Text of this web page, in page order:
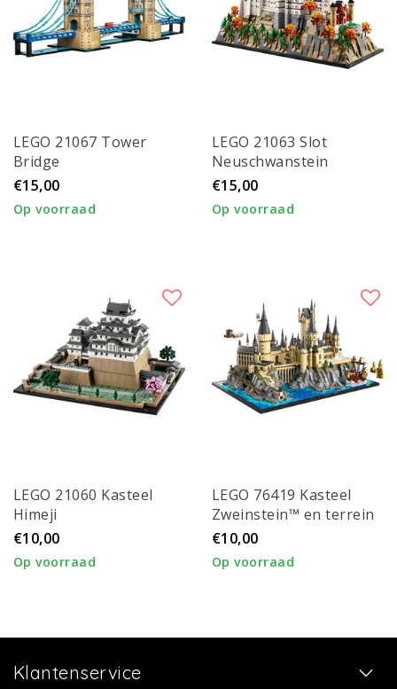
LEGO 21067 Tower
Bridge
€15,00
Op voorraad
LEGO 21063 Slot
Neuschwanstein
€15,00
Op voorraad
LEGO 21060 Kasteel
Himeji
€10,00
Op voorraad
LEGO 76419 Kasteel
Zweinstein™ en terrein
€10,00
Op voorraad
Klantenservice